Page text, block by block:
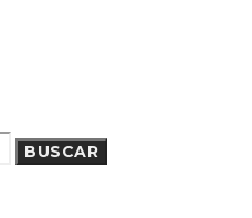
BUSCAR